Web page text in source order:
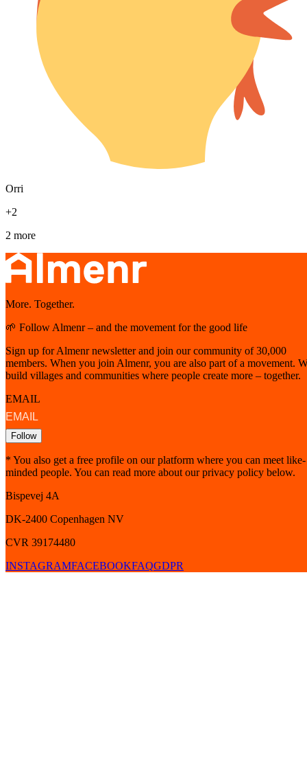
Orri
+2
2 more
More. Together.
🌱 Follow Almenr – and the movement for the good life
Sign up for Almenr newsletter and join our community of 30,000
members. When you join Almenr, you are also part of a movement.
build villages and communities where people create more – together.
EMAIL
Follow
* You also get a free profile on our platform where you can meet like-
minded people. You can read more about our privacy policy below.
Bispevej 4A
DK-2400 Copenhagen NV
CVR 39174480
INSTAGRAMFACEBOOKFAQGDPR